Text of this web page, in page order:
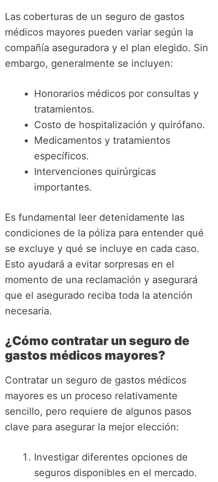
Las coberturas de un seguro de gastos
médicos mayores pueden variar según la
compañía aseguradora y el plan elegido. Sin
embargo, generalmente se incluyen:
Honorarios médicos por consultas y
tratamientos.
Costo de hospitalización y quirófano.
Medicamentos y tratamientos
específicos.
Intervenciones quirúrgicas
importantes.
Es fundamental leer detenidamente las
condiciones de la póliza para entender qué
se excluye y qué se incluye en cada caso.
Esto ayudará a evitar sorpresas en el
momento de una reclamación y asegurará
que el asegurado reciba toda la atención
necesaria.
¿Cómo contratar un seguro de
gastos médicos mayores?
Contratar un seguro de gastos médicos
mayores es un proceso relativamente
sencillo, pero requiere de algunos pasos
clave para asegurar la mejor elección:
Investigar diferentes opciones de
seguros disponibles en el mercado.